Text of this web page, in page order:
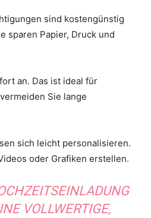
sind kostengünstig
sparen Papier, Druck und
an. Das ist ideal für
Sie lange
sich leicht personalisieren.
oder Grafiken erstellen.
VOLLWERTIGE,